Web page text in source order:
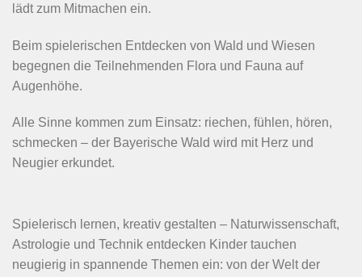
lädt zum Mitmachen ein.
Beim spielerischen Entdecken von Wald und Wiesen
begegnen die Teilnehmenden Flora und Fauna auf
Augenhöhe.
Alle Sinne kommen zum Einsatz: riechen, fühlen, hören,
schmecken – der Bayerische Wald wird mit Herz und
Neugier erkundet.
Spielerisch lernen, kreativ gestalten – Naturwissenschaft,
Astrologie und Technik entdecken Kinder tauchen
neugierig in spannende Themen ein: von der Welt der